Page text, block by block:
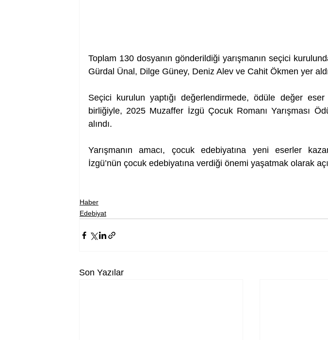
Toplam 130 dosyanın gönderildiği yarışmanın seçici
Gürdal Ünal, Dilge Güney, Deniz Alev ve Cahit Ökmen yer
Seçici kurulun yaptığı değerlendirmede, ödüle değer eser
birliğiyle, 2025 Muzaffer İzgü Çocuk Romanı Yarışması
alındı.
Yarışmanın amacı, çocuk edebiyatına yeni eserler
İzgü’nün çocuk edebiyatına verdiği önemi yaşatmak olarak
Haber
Edebiyat
Son Yazılar